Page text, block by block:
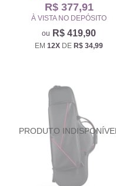
R$ 377,91
À VISTA NO DEPÓSITO
R$ 419,90
EM 12X DE R$ 34,99